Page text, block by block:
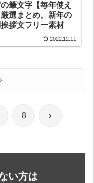
筆文字【毎年使え
選まとめ。新年の
拶文フリー素材
2022.12.11
8 次
い方は